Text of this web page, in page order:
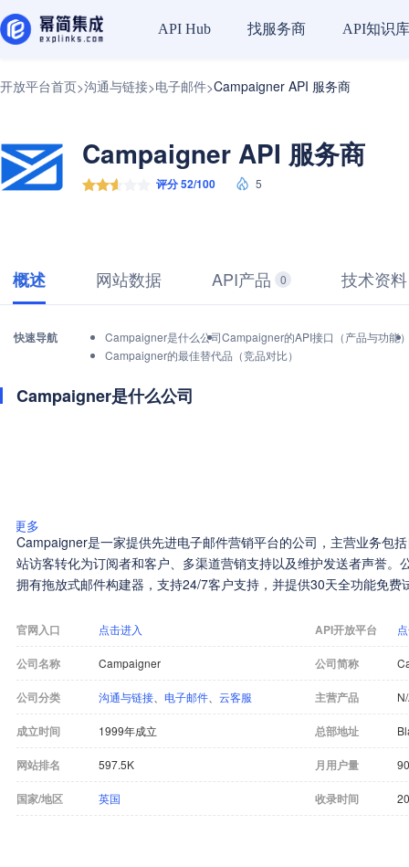
API Hub 找服务商 API知识库
开放平台首页>沟通与链接>电子邮件>Campaigner API 服务商
Campaigner API 服务商
评分 52/100 5
概述 网站数据 API产品 0 技术资料
快速导航 Campaigner是什么公司Campaigner的API接口（产品与功能
Campaigner的最佳替代品（竞品对比）
Campaigner是什么公司
更多
Campaigner是一家提供先进电子邮件营销平台的公司，主营业务包
站访客转化为订阅者和客户、多渠道营销支持以及维护发送者声誉。
拥有拖放式邮件构建器，支持24/7客户支持，并提供30天全功能免费
官网入口 点击进入 API开放平台
公司名称 Campaigner 公司简称
公司分类 沟通与链接 电子邮件 云客服 主营产品
成立时间 1999年成立 总部地址
网站排名 597.5K 月用户量
国家/地区 英国 收录时间